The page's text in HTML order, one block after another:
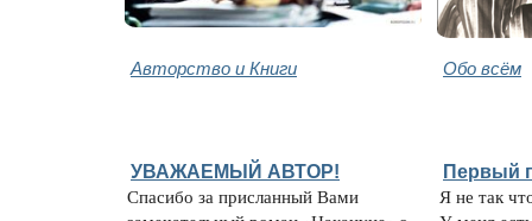
Авторство и Книги Обо всём
УВАЖАЕМЫЙ АВТОР!
Спасибо за присланный Вами
Первый
Я не так